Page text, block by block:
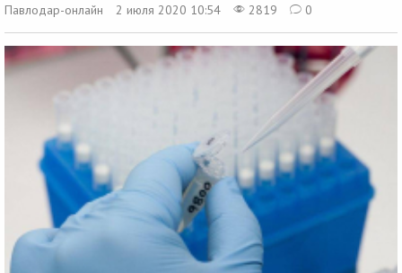
Павлодар-онлайн
2 июля 2020 10:54 2819 0